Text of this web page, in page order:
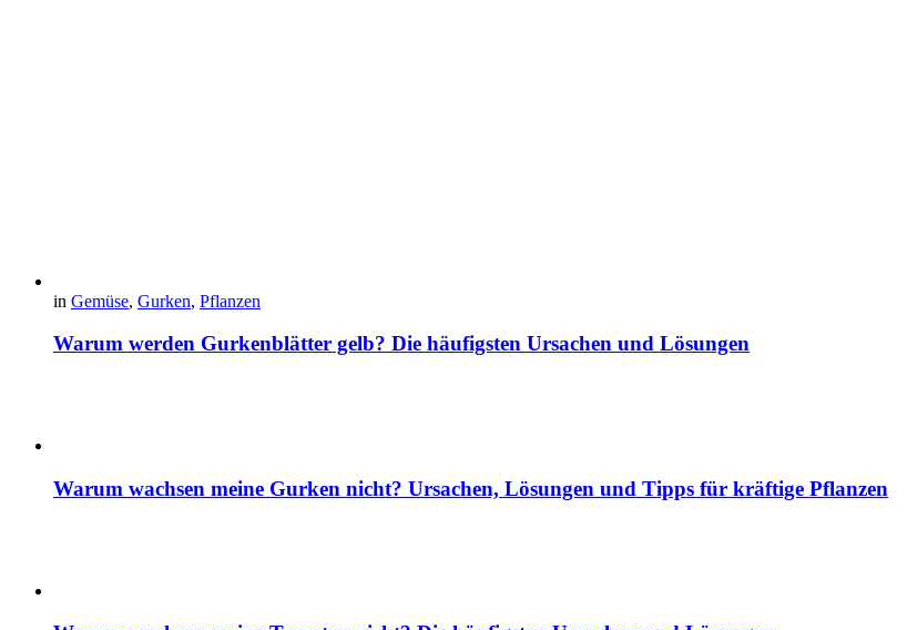
in Gemüse, Gurken, Pflanzen
Warum werden Gurkenblätter gelb? Die häufigsten Ursachen und Lösungen
Warum wachsen meine Gurken nicht? Ursachen, Lösungen und Tipps für kräftige Pflanzen